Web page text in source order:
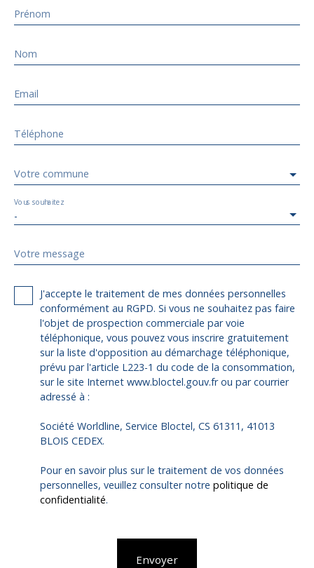
Prénom
Nom
Email
Téléphone
Votre commune
-
Vous souhaitez
Votre message
J'accepte le traitement de mes données personnelles
conformément au RGPD. Si vous ne souhaitez pas faire
l'objet de prospection commerciale par voie
téléphonique, vous pouvez vous inscrire gratuitement
sur la liste d'opposition au démarchage téléphonique,
prévu par l'article L223-1 du code de la consommation,
sur le site Internet www.bloctel.gouv.fr ou par courrier
adressé à :
Société Worldline, Service Bloctel, CS 61311, 41013
BLOIS CEDEX.
Pour en savoir plus sur le traitement de vos données
personnelles, veuillez consulter notre politique de
confidentialité.
Envoyer